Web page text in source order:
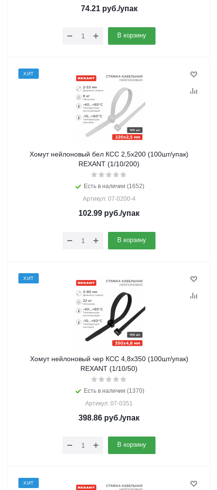
74.21руб./упак
В корзину
ХИТ
Хомут нейлоновый бел КСС 2,5х200 (100шт/упак)
REXANT (1/10/200)
Есть в наличии (1652)
Артикул: 07-0200-4
102.99 руб./упак
В корзину
ХИТ
Хомут нейлоновый чер КСС 4,8х350 (100шт/упак)
REXANT (1/10/50)
Есть в наличии (1370)
Артикул: 07-0351
398.86 руб./упак
В корзину
ХИТ